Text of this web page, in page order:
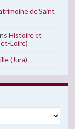
de Saint
Histoire et
Loire)
(Jura)